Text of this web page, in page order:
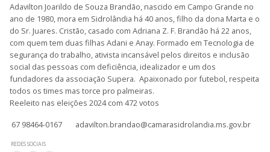
Adavilton Joarildo de Souza Brandão, nascido em Campo Grande no
ano de 1980, mora em Sidrolândia há 40 anos, filho da dona Marta e o
do Sr. Juares. Cristão, casado com Adriana Z. F. Brandão há 22 anos,
com quem tem duas filhas Adani e Anay. Formado em Tecnologia de
segurança do trabalho, ativista incansável pelos direitos e inclusão
social das pessoas com deficiência, idealizador e um dos
fundadores da associação Supera. Apaixonado por futebol, respeita
todos os times mas torce pro palmeiras.
Reeleito nas eleições 2024 com 472 votos
67 98464-0167
adavilton.brandao@camarasidrolandia.ms.gov.br
REDES SOCIAIS